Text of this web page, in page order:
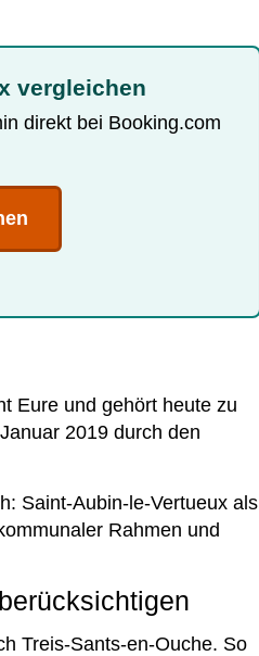
vergleichen
direkt bei Booking.com
Eure und gehört heute zu
2019 durch den
Saint-Aubin-le-Vertueux als
Rahmen und
Treis-Sants-en-Ouche. So